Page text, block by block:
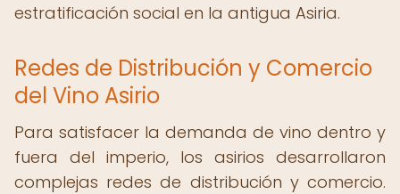
estratificación social en la antigua Asiria.
Redes de Distribución y Comercio
del Vino Asirio
Para satisfacer la demanda de vino dentro y
fuera del imperio, los asirios desarrollaron
complejas redes de distribución y comercio.